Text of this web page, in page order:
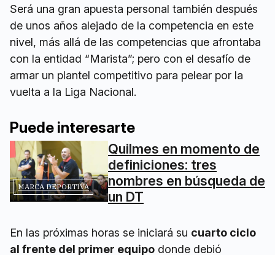
Será una gran apuesta personal también después
de unos años alejado de la competencia en este
nivel, más allá de las competencias que afrontaba
con la entidad “Marista”; pero con el desafío de
armar un plantel competitivo para pelear por la
vuelta a la Liga Nacional.
Puede interesarte
MARCA DEPORTIVA
Quilmes en momento de
definiciones: tres
nombres en búsqueda de
un DT
En las próximas horas se iniciará su cuarto ciclo
al frente del primer equipo donde debió